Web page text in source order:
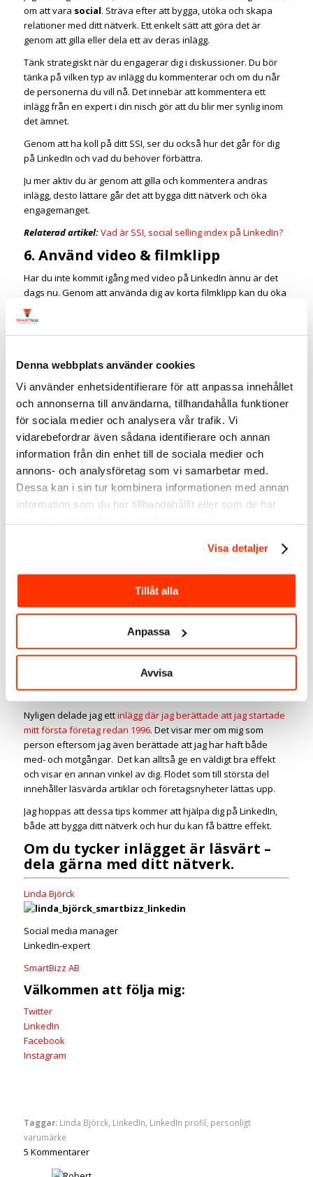
Denna webbplats använder cookies
Vi använder enhetsidentifierare för att anpassa innehållet
och annonserna till användarna, tillhandahålla funktioner
för sociala medier och analysera vår trafik. Vi
vidarebefordrar även sådana identifierare och annan
information från din enhet till de sociala medier och
annons- och analysföretag som vi samarbetar med.
Dessa kan i sin tur kombinera informationen med annan
information som du har tillhandahållit eller som de har
Visa detaljer
Tillåt alla
Anpassa
Avvisa
om att vara social. Sträva efter att bygga, utöka och skapa
relationer med ditt nätverk. Ett enkelt sätt att göra det är
genom att gilla eller dela ett av deras inlägg.
Tänk strategiskt när du engagerar dig i diskussioner. Du bör
tänka på vilken typ av inlägg du kommenterar och om du når
de personerna du vill nå. Det innebär att kommentera ett
inlägg från en expert i din nisch gör att du blir mer synlig inom
det ämnet.
Genom att ha koll på ditt SSI, ser du också hur det går för dig
på LinkedIn och vad du behöver förbättra.
Ju mer aktiv du är genom att gilla och kommentera andras
inlägg, desto lättare går det att bygga ditt nätverk och öka
engagemanget.
Relaterad artikel:Vad är SSI, social selling index på LinkedIn?
6. Använd video & filmklipp
Har du inte kommit igång med video på LinkedIn ännu är det
dags nu. Genom att använda dig av korta filmklipp kan du öka
din trovärdighet och fånga andras uppmärksamhet. Tänk bara
på att filmklippet ska vara native, dvs att det ska laddas upp
direkt på LinkedIn och inte med en länk till exempelvis
Skapa innehåll som ditt nätverk kan vara intresserade av och
ladda upp filmklippet på LinkedIn. Det finns många ämnen
som du kan prata om, allt från ett specifikt ämne till xxx
Nästa steg är att lägga till text till dina filmklipp. På LinkedIn kan
du ladda upp en .srt-fil som gör att dina videos blir textade.
Sökmotorer indexerar texten vilket innebär att synligheten på
dina filmklipp ökar. Försök att lägga till text när du har
möjlighet. Ja, det tar lite längre tid men det kommer ge ett
bättre resultat.
Relaterad artikel:Hur du lyckas med filmklipp på LinkedIn
7. Dela då och då andra inlägg
människor. Fundera på att vara lite personlig (inte privat) i
några av dina inlägg som visar mer vem du är. Då gör du så
ditt nätverk lär känna dig. Affärer görs med personer som du
känner, gillar och litar på. Det fungerar på liknande sätt på
LinkedIn.
Fundera på vilken typ av inlägg det skulle kunna vara, kanske
kan du koppla det till företagande eller ditt yrke på något sätt?
Nyligen delade jag ettinlägg där jag berättade att jag startade
mitt första företag redan 1996. Det visar mer om mig som
person eftersom jag även berättade att jag har haft både
med- och motgångar. Det kan alltså ge en väldigt bra effekt
och visar en annan vinkel av dig. Flödet som till största del
innehåller läsvärda artiklar och företagsnyheter lättas upp.
Jag hoppas att dessa tips kommer att hjälpa dig på LinkedIn,
både att bygga ditt nätverk och hur du kan få bättre effekt.
Om du tycker inlägget är läsvärt –
dela gärna med ditt nätverk.
Linda Björck
Social media manager
LinkedIn-expert
SmartBizz AB
Välkommen att följa mig:
Twitter
LinkedIn
Facebook
Instagram
Taggar: Linda Björck, LinkedIn LinkedIn profil personligt
varumärke
5 Kommentarer